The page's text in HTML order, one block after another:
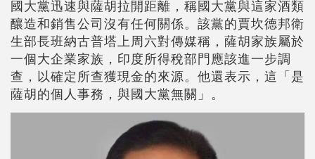
國大黨迅速與薩胡拉開距離，稱國大黨與這家酒類
釀造和銷售公司沒有任何關係。該黨的賈坎德邦衛
生部長班納古普塔上周六對傳媒稱，薩胡家族屬於
一個大企業家族，印度所得稅部門應該進一步調
查，以確定所查獲現金的來源。他還表示，這「是
薩胡的個人事務，與國大黨無關」。